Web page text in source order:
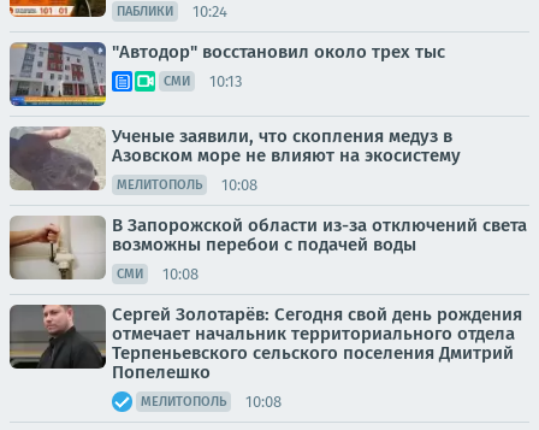
ПАБЛИКИ 10:24
"Автодор" восстановил около трех тыс
СМИ 10:13
Ученые заявили, что скопления медуз в
Азовском море не влияют на экосистему
МЕЛИТОПОЛЬ 10:08
В Запорожской области из-за отключений света
возможны перебои с подачей воды
СМИ 10:08
Сергей Золотарёв: Сегодня свой день рождения
отмечает начальник территориального отдела
Терпеньевского сельского поселения Дмитрий
Попелешко
МЕЛИТОПОЛЬ 10:08